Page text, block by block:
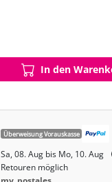
In den
Überweisung Vorauskasse
Sa, 08. Aug bis Mo, 10. Aug
Retouren möglich